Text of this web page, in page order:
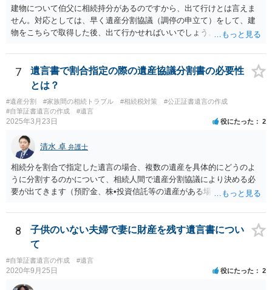
建物について伯父に相続持分があるのですから、出て行けとは言えま
せん。対応としては、早く遺産分割協議（調停の申立て）をして、建
物をこちらで取得した後、出て行かせればいいでしょう。 建物の固定
っていない部分については請求すればいいと思います。 なお、家賃に
ついては、お父様自身が遺産分割手続をしなかったのですから、あき
らめるしかないと思います。
7
遺言書で割合指定の際の遺産協議分割書の必要性
とは？
#遺産分割 #家族間の相続トラブル #相続税対策
#公正証書遺言の作成
#自筆証書遺言の作成
#遺言
2025年3月23日 役にたった 2
清水 卓 弁護士
相続分を割合で指定した遺言の場合、複数の遺産を具体的にどうのよ
うに分割するのかについて、相続人間で遺産分割協議により決める必
要が出てきます（預貯金、株•投資信託等の遺産がある場合に、どの遺
投資信託は他の相続人にというような分け方をするのか等について
は、相続人間で遺産分割協議により決める必要があります）。
8
子供のいない夫婦で妻に財産を残す遺言書につい
て
#自筆証書遺言の作成 #遺言
2020年9月25日 役にたった 2